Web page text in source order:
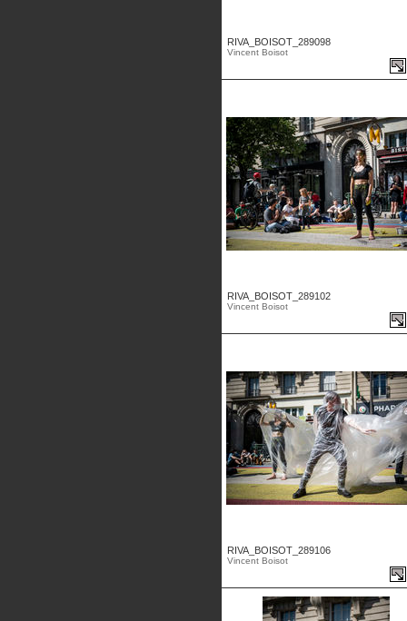
RIVA_BOISOT_289098
Vincent Boisot
RIVA_BOISOT_289102
Vincent Boisot
RIVA_BOISOT_289106
Vincent Boisot